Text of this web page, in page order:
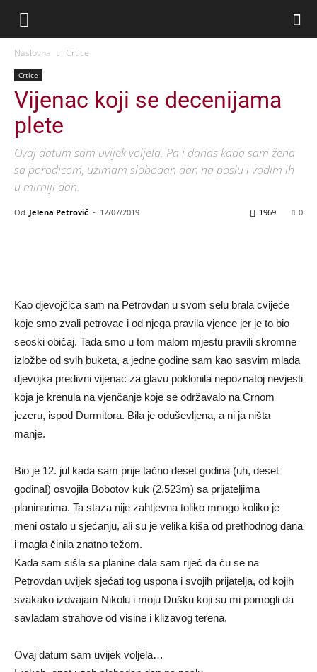
Naslovna Crtice
Crtice
Vijenac koji se decenijama
plete
Ovaj datum sam uvijek voljela. Pa i danas kada sam žena
sa porodicom, uzimam slobodan dan na poslu i vodim ih
u mirniji dan.
Od Jelena Petrović - 12/07/2019 0
1969
Kao djevojčica sam na Petrovdan u svom selu brala cvijeće
koje smo zvali petrovac i od njega pravila vjence jer je to bio
seoski običaj. Tada smo u tom malom mjestu pravili skromne
izložbe od svih buketa, a jedne godine sam kao sasvim mlada
djevojka predivni vijenac za glavu poklonila nepoznatoj nevjesti
koja je krenula na vjenčanje koje se održavalo na Crnom
jezeru, ispod Durmitora. Bila je oduševljena, a ni ja ništa
manje.
Bio je 12. jul kada sam prije tačno deset godina (uh, deset
godina!) osvojila Bobotov kuk (2.523m) sa prijateljima
planinarima. Ta staza nije zahtjevna toliko mnogo koliko je
meni ostalo u sjećanju, ali su je velika kiša od prethodnog dana
i magla činila znatno težom.
Kada sam sišla sa planine dala sam riječ da ću se na
Petrovdan uvijek sjećati tog uspona i svojih prijatelja, od kojih
svakako izdvajam Nikolu i moju Dušku koji su mi pomogli da
savladam strahove od visine i klizavog terena.
Ovaj datum sam uvijek voljela…